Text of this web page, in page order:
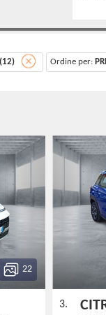
Ordine per:
22
3.